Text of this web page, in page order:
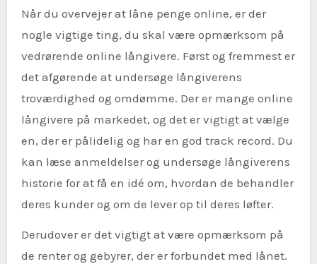
Når du overvejer at låne penge online, er der
nogle vigtige ting, du skal være opmærksom på
vedrørende online långivere. Først og fremmest er
det afgørende at undersøge långiverens
troværdighed og omdømme. Der er mange online
långivere på markedet, og det er vigtigt at vælge
en, der er pålidelig og har en god track record. Du
kan læse anmeldelser og undersøge långiverens
historie for at få en idé om, hvordan de behandler
deres kunder og om de lever op til deres løfter.
Derudover er det vigtigt at være opmærksom på
de renter og gebyrer, der er forbundet med lånet.